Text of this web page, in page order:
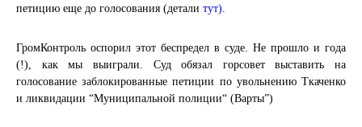
петицию еще до голосования (детали тут).
ГромКонтроль оспорил этот беспредел в суде. Не прошло и года
(!), как мы выиграли. Суд обязал горсовет выставить на
голосование заблокированные петиции по увольнению Ткаченко
и ликвидации “Муниципальной полиции“ (Варты”)